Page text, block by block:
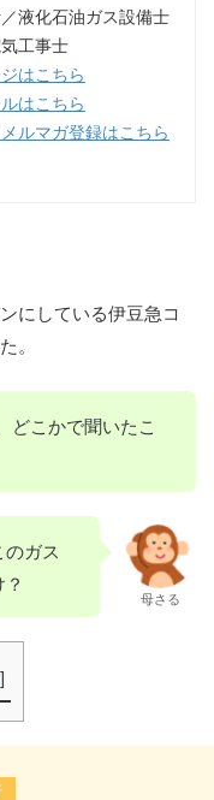
液化石油ガス設備士
工事士
はこちら
はこちら
ルマガ登録はこちら
にしている伊豆急コ
。
どこかで聞いたこ
ガス
母さる
]